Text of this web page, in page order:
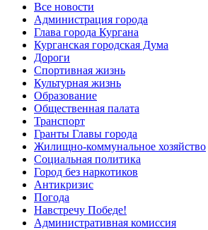
Все новости
Администрация города
Глава города Кургана
Курганская городская Дума
Дороги
Спортивная жизнь
Культурная жизнь
Образование
Общественная палата
Транспорт
Гранты Главы города
Жилищно-коммунальное хозяйство
Социальная политика
Город без наркотиков
Антикризис
Погода
Навстречу Победе!
Административная комиссия